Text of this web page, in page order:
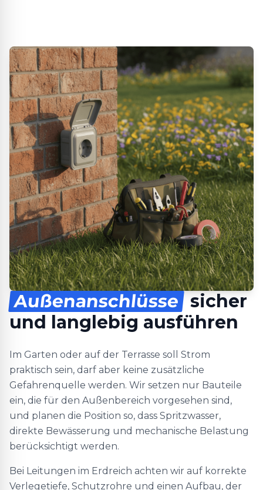
Außenanschlüsse sicher
und langlebig ausführen
Im Garten oder auf der Terrasse soll Strom
praktisch sein, darf aber keine zusätzliche
Gefahrenquelle werden. Wir setzen nur Bauteile
ein, die für den Außenbereich vorgesehen sind,
und planen die Position so, dass Spritzwasser,
direkte Bewässerung und mechanische Belastung
berücksichtigt werden.
Bei Leitungen im Erdreich achten wir auf korrekte
Verlegetiefe, Schutzrohre und einen Aufbau, der